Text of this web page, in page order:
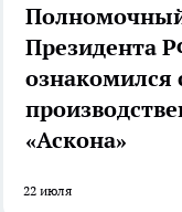
Президента
«Аскона»
22 июля